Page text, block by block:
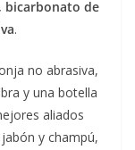
bicarbonato de
.
no abrasiva,
y una botella
aliados
y champú,